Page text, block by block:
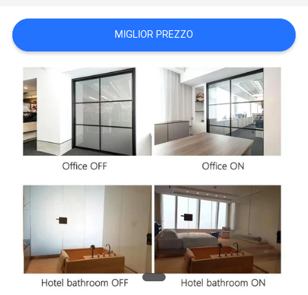
NOTIZIE
CASI
BLOG
MAPPA
SITO
NORME
SULLA
PRIVACY
MIGLIOR PREZZO